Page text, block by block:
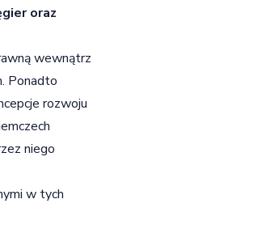
oraz
wewnątrz
Ponadto
rozwoju
niego
w tych